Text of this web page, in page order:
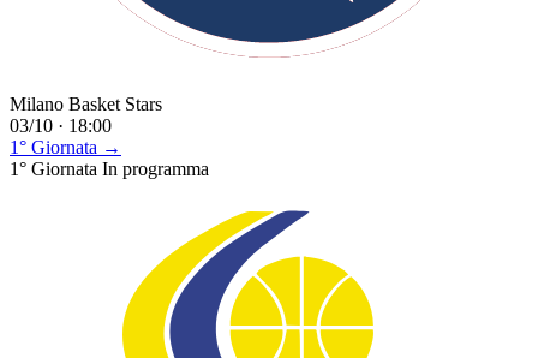
Milano Basket Stars
03/10 · 18:00
1° Giornata →
1° Giornata In programma